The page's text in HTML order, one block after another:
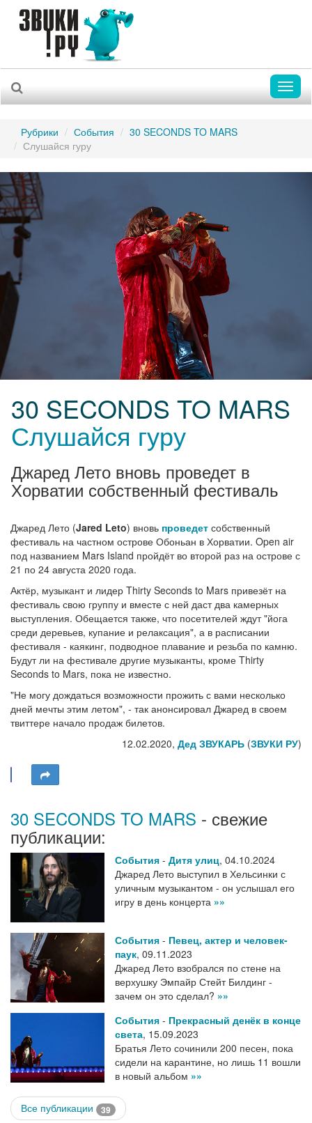
Рубрики События
30 SECONDS TO MARS
Слушайся гуру
30 SECONDS TO MARS
Слушайся гуру
Джаред Лето вновь проведет в
Хорватии собственный фестиваль
Джаред Лето (Jared Leto) вновь проведет собственный
фестиваль на частном острове Обоньан в Хорватии. Open air
под названием Mars Island пройдёт во второй раз на острове с
21 по 24 августа 2020 года.
Актёр, музыкант и лидер Thirty Seconds to Mars привезёт на
фестиваль свою группу и вместе с ней даст два камерных
выступления. Обещается также, что посетителей ждут "йога
среди деревьев, купание и релаксация", а в расписании
фестиваля - каякинг, подводное плавание и резьба по камню.
Будут ли на фестивале другие музыканты, кроме Thirty
Seconds to Mars, пока не известно.
"Не могу дождаться возможности прожить с вами несколько
дней мечты этим летом", - так анонсировал Джаред в своем
твиттере начало продаж билетов.
12.02.2020, Дед ЗВУКАРЬ (ЗВУКИ РУ)
30 SECONDS TO MARS - свежие
публикации:
События - Дитя улиц, 04.10.2024
Джаред Лето выступил в Хельсинки с
уличным музыкантом - он услышал его
игру в день концерта »»
События - Певец, актер и человек-
паук, 09.11.2023
Джаред Лето взобрался по стене на
верхушку Эмпайр Стейт Билдинг -
зачем он это сделал? »»
События - Прекрасный денёк в конце
света, 15.09.2023
Братья Лето сочинили 200 песен, пока
сидели на карантине, но лишь 11 вошли
в новый альбом »»
Все публикации 39